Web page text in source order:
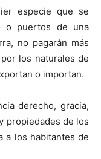
especie que se
o puertos de una
no pagarán más
los naturales de
o importan.
derecho, gracia,
propiedades de los
a los habitantes de